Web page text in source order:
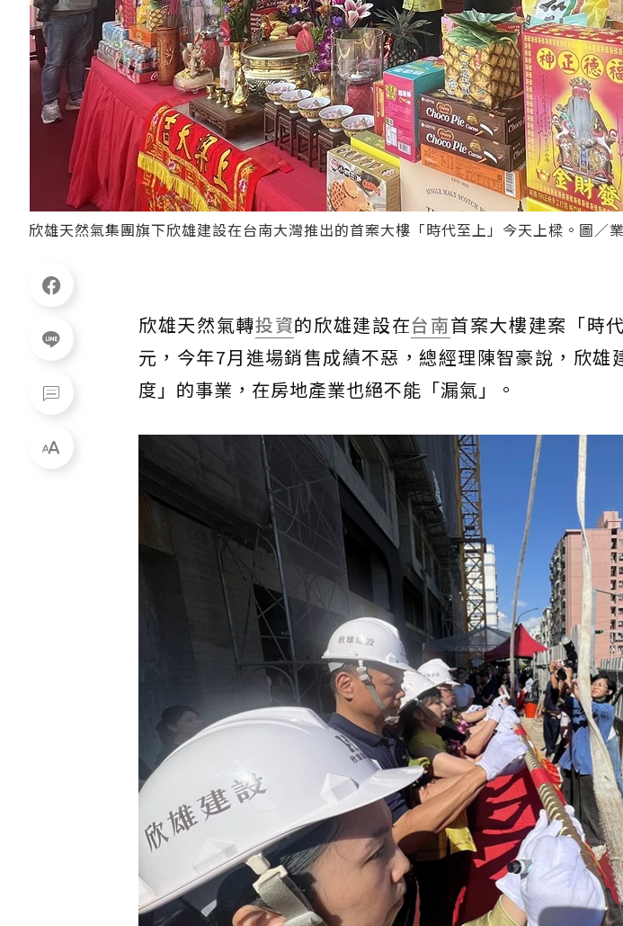
欣雄天然氣集團旗下欣雄建設在台南大灣推出的首案大樓「時代至上」今天上樑。圖／
欣雄天然氣轉投資的欣雄建設在台南首案大樓建案「時
元，今年7月進場銷售成績不惡，總經理陳智豪說，欣雄
度」的事業，在房地產業也絕不能「漏氣」。